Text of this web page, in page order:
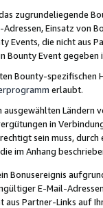
zugrundeliegende
Einsatz von
Events, die nicht
Bounty Event
Bounty-spezifischen
erlaubt.
ausgewählten Ländern
in
sein muss,
im Anhang
Bonusereignis
E-Mail-
aus Partner-Links auf